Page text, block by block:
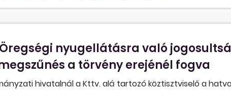
nyugellátásra való
a törvény erejénél fogva
hivatalnál a Kttv. alá tartozó köztisztviselő a